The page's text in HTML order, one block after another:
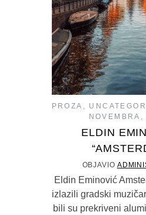
PROZA
NOVEMBRA,
ELDIN
OBJAVIO
Eldin Eminović
izlazili gradski
bili su prekriveni